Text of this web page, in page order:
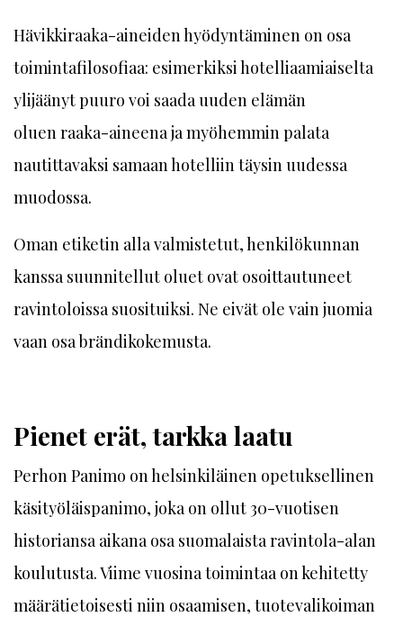
Hävikkiraaka-aineiden hyödyntäminen on osa
toimintafilosofiaa: esimerkiksi hotelliaamiaiselta
ylijäänyt puuro voi saada uuden elämän
oluen raaka-aineena ja myöhemmin palata
nautittavaksi samaan hotelliin täysin uudessa
muodossa.
Oman etiketin alla valmistetut, henkilökunnan
kanssa suunnitellut oluet ovat osoittautuneet
ravintoloissa suosituiksi. Ne eivät ole vain juomia
vaan osa brändikokemusta.
Pienet erät, tarkka laatu
Perhon Panimo on helsinkiläinen opetuksellinen
käsityöläispanimo, joka on ollut 30-vuotisen
historiansa aikana osa suomalaista ravintola-alan
koulutusta. Viime vuosina toimintaa on kehitetty
määrätietoisesti niin osaamisen, tuotevalikoiman